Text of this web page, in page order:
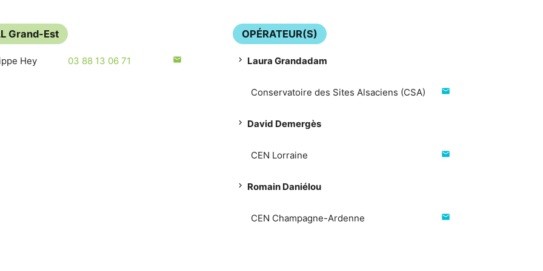
Grand-Est
Hey 03 88 13 06 71 mail
OPÉRATEUR(S)
chevron_right Laura Grandadam
Conservatoire des Sites Alsaciens (CSA) mail
chevron_right David Demergès
CEN Lorraine mail
chevron_right Romain Daniélou
CEN Champagne-Ardenne mail